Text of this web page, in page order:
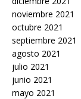
noviembre 2021
octubre 2021
septiembre 2021
agosto 2021
julio 2021
junio 2021
mayo 2021